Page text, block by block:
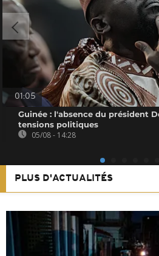
01:05
Guinée : l'absence du président
tensions politiques
05/08 - 14:28
PLUS D'ACTUALITÉS